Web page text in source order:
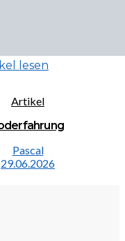
lesen
Artikel
Pascal
29.06.2026